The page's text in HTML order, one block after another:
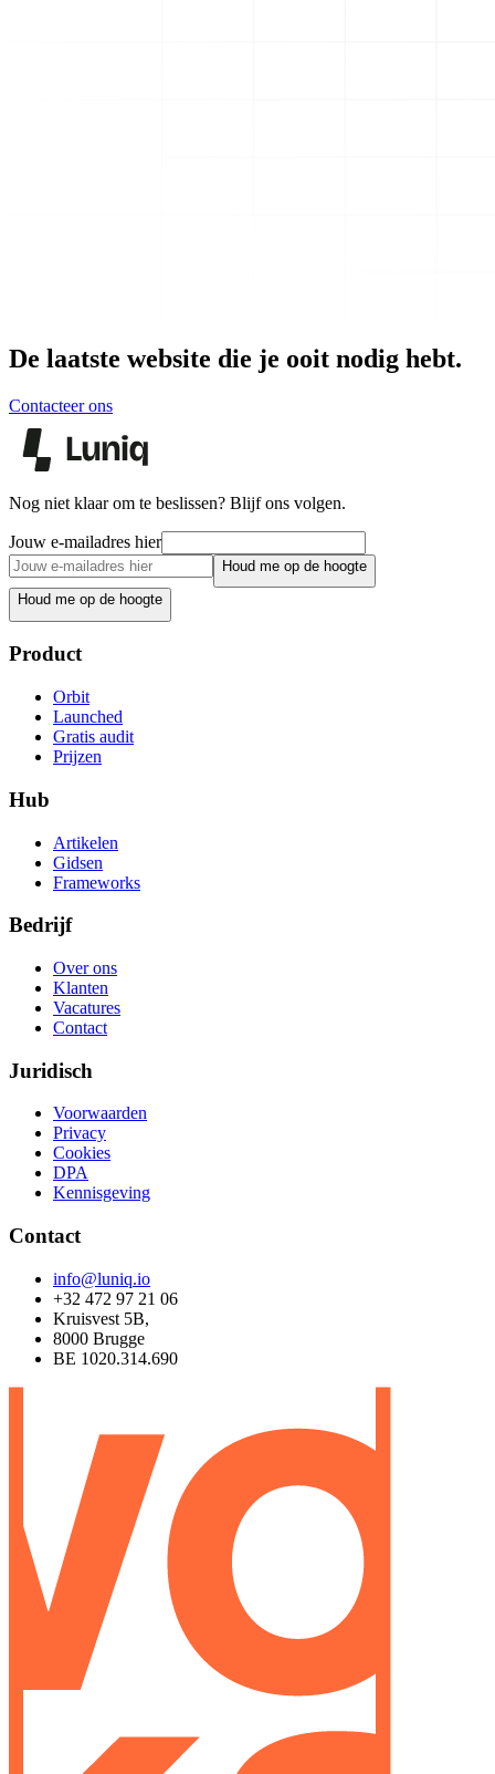
De laatste website die je ooit nodig hebt.
Contacteer ons
Nog niet klaar om te beslissen? Blijf ons volgen.
Jouw e-mailadres hier
Houd me op de hoogte
Houd me op de hoogte
Product
Orbit
Launched
Gratis audit
Prijzen
Hub
Artikelen
Gidsen
Frameworks
Bedrijf
Over ons
Klanten
Vacatures
Contact
Juridisch
Voorwaarden
Privacy
Cookies
DPA
Kennisgeving
Contact
info@luniq.io
+32 472 97 21 06
Kruisvest 5B,
8000 Brugge
BE 1020.314.690